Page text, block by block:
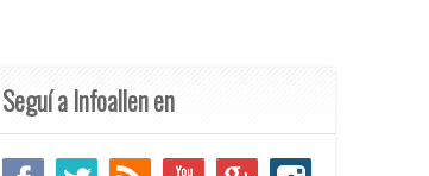
Seguí a Infoallen en